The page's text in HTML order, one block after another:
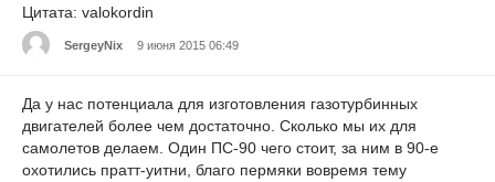
Цитата: valokordin
SergeyNix 9 июня 2015 06:49
Да у нас потенциала для изготовления газотурбинных
двигателей более чем достаточно. Сколько мы их для
самолетов делаем. Один ПС-90 чего стоит, за ним в 90-е
охотились пратт-уитни, благо пермяки вовремя тему